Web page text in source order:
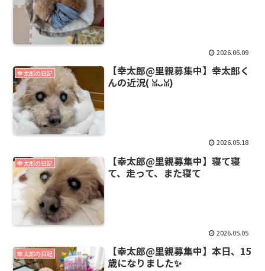
2026.06.09
幸太郎の日記
【幸太郎@里親募集中】幸太郎く
んの近況(⁠ ⁠ꈍ⁠ᴗ⁠ꈍ⁠)
2026.05.18
幸太郎の日記
【幸太郎@里親募集中】寝て寝
て、走って、また寝て
2026.05.05
幸太郎の日記
【幸太郎@里親募集中】本日、15
歳になりました✨